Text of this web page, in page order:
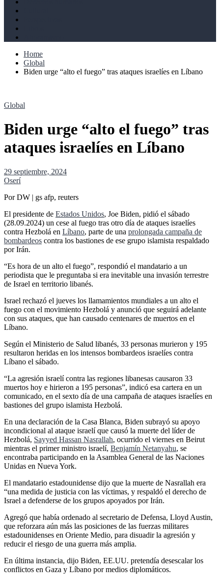
Home
Global
Biden urge “alto el fuego” tras ataques israelíes en Líbano
Global
Biden urge “alto el fuego” tras
ataques israelíes en Líbano
29 septiembre, 2024
Oserí
Por DW | gs afp, reuters
El presidente de Estados Unidos, Joe Biden, pidió el sábado
(28.09.2024) un cese al fuego tras otro día de ataques israelíes
contra Hezbolá en Líbano, parte de una prolongada campaña de
bombardeos contra los bastiones de ese grupo islamista respaldado
por Irán.
“Es hora de un alto el fuego”, respondió el mandatario a un
periodista que le preguntaba si era inevitable una invasión terrestre
de Israel en territorio libanés.
Israel rechazó el jueves los llamamientos mundiales a un alto el
fuego con el movimiento Hezbolá y anunció que seguirá adelante
con sus ataques, que han causado centenares de muertos en el
Líbano.
Según el Ministerio de Salud libanés, 33 personas murieron y 195
resultaron heridas en los intensos bombardeos israelíes contra
Líbano el sábado.
“La agresión israelí contra las regiones libanesas causaron 33
muertos hoy e hirieron a 195 personas”, indicó esa cartera en un
comunicado, en el sexto día de una campaña de ataques israelíes en
bastiones del grupo islamista Hezbolá.
En una declaración de la Casa Blanca, Biden subrayó su apoyo
incondicional al ataque israelí que causó la muerte del líder de
Hezbolá, Sayyed Hassan Nasrallah, ocurrido el viernes en Beirut
mientras el primer ministro israelí, Benjamín Netanyahu, se
encontraba participando en la Asamblea General de las Naciones
Unidas en Nueva York.
El mandatario estadounidense dijo que la muerte de Nasrallah era
“una medida de justicia con las víctimas, y respaldó el derecho de
Israel a defenderse de los grupos apoyados por Irán.
Agregó que había ordenado al secretario de Defensa, Lloyd Austin,
que reforzara aún más las posiciones de las fuerzas militares
estadounidenses en Oriente Medio, para disuadir la agresión y
reducir el riesgo de una guerra más amplia.
En última instancia, dijo Biden, EE.UU. pretendía desescalar los
conflictos en Gaza y Líbano por medios diplomáticos.